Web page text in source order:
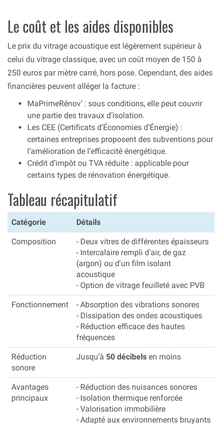
Le coût et les aides disponibles
Le prix du vitrage acoustique est légèrement supérieur à
celui du vitrage classique, avec un coût moyen de 150 à
250 euros par mètre carré, hors pose. Cependant, des aides
financières peuvent alléger la facture :
MaPrimeRénov’ : sous conditions, elle peut couvrir
une partie des travaux d’isolation.
Les CEE (Certificats d’Économies d’Énergie) :
certaines entreprises proposent des subventions pour
l’amélioration de l’efficacité énergétique.
Crédit d’impôt ou TVA réduite : applicable pour
certains types de rénovation énergétique.
Tableau récapitulatif
Catégorie Détails
Composition
- Deux vitres de différentes épaisseurs
- Intercalaire rempli d'air, de gaz
(argon) ou d'un film isolant
acoustique
- Option de vitrage feuilleté avec PVB
Fonctionnement
- Absorption des vibrations sonores
- Dissipation des ondes acoustiques
- Réduction efficace des hautes
fréquences
Réduction
sonore
Jusqu’à 50 décibels en moins
Avantages
principaux
- Réduction des nuisances sonores
- Isolation thermique renforcée
- Valorisation immobilière
- Adapté aux environnements bruyants